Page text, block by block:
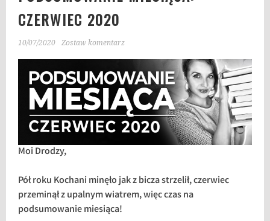
CZERWIEC 2020
10/07/2020 Zostaw komentarz
Moi Drodzy,
Pół roku Kochani minęło jak z bicza strzelił, czerwiec
przeminął z upalnym wiatrem, więc czas na
podsumowanie miesiąca!